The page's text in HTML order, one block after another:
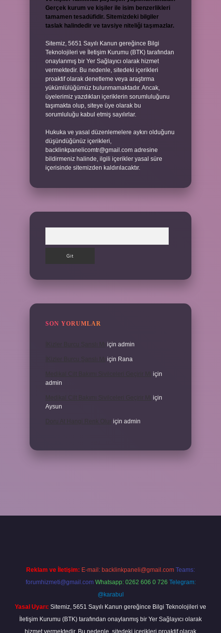
Gerçek kurum ve kişiler ile isim benzerlikleri
tamamen tesadüfidir. Sitemizdeki bilgiler
taslak halindedir ve tavsiye niteliği taşımazlar.
Sitemiz, 5651 Sayılı Kanun gereğince Bilgi
Teknolojileri ve İletişim Kurumu (BTK) tarafından
onaylanmış bir Yer Sağlayıcı olarak hizmet
vermektedir. Bu nedenle, sitedeki içerikleri
proaktif olarak denetleme veya araştırma
yükümlülüğümüz bulunmamaktadır. Ancak,
üyelerimiz yazdıkları içeriklerin sorumluluğunu
taşımakta olup, siteye üye olarak bu
sorumluluğu kabul etmiş sayılırlar.
Hukuka ve yasal düzenlemelere aykırı olduğunu
düşündüğünüz içerikleri,
backlinkpanelicomtr@gmail.com adresine
bildirmeniz halinde, ilgili içerikler yasal süre
içerisinde sitemizden kaldırılacaktır.
SON YORUMLAR
için admin
için Rana
için
admin
Medikal Cilt Bakımı Sivilceleri Geçirir Mi
için
Aysun
için admin
Reklam ve İletişim: E-mail: backlinkpaneli@gmail.com Teams:
forumhizmeti@gmail.com Whatsapp: 0262 606 0 726 Telegram:
@karabul
Yasal Uyarı: Sitemiz, 5651 Sayılı Kanun gereğince Bilgi Teknolojileri ve
İletişim Kurumu (BTK) tarafından onaylanmış bir Yer Sağlayıcı olarak
hizmet vermektedir. Bu nedenle, sitedeki içerikleri proaktif olarak